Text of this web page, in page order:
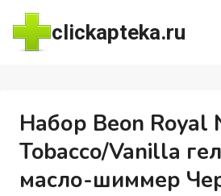
Перейти
содержимому
clickapteka.ru
Набор Beon Royal
Tobacco/Vanilla
масло-шиммер